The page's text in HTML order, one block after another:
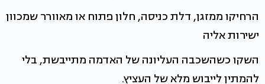
הרחיקו ממזגן, דלת כניסה, חלון פתוח או מאוורר שמכוון
ישירות אליה
השקו כשהשכבה העליונה של האדמה מתייבשת, בלי
להמתין לייבוש מלא של העציץ.